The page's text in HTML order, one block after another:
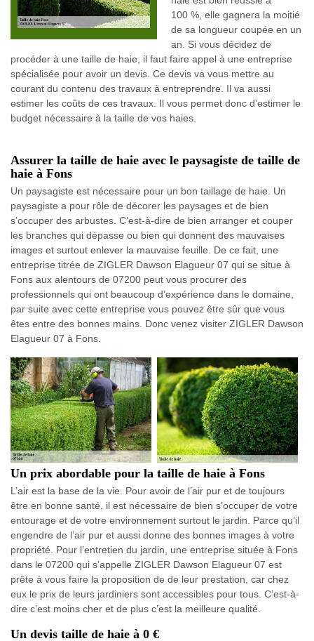
100 %, elle gagnera la moitié
de sa longueur coupée en un
an. Si vous décidez de
procéder à une taille de haie, il faut faire appel à une entreprise
spécialisée pour avoir un devis. Ce devis va vous mettre au
courant du contenu des travaux à entreprendre. Il va aussi
estimer les coûts de ces travaux. Il vous permet donc d’estimer le
budget nécessaire à la taille de vos haies.
Assurer la taille de haie avec le paysagiste de taille de
haie à Fons
Un paysagiste est nécessaire pour un bon taillage de haie. Un
paysagiste a pour rôle de décorer les paysages et de bien
s’occuper des arbustes. C’est-à-dire de bien arranger et couper
les branches qui dépasse ou bien qui donnent des mauvaises
images et surtout enlever la mauvaise feuille. De ce fait, une
entreprise titrée de ZIGLER Dawson Elagueur 07 qui se situe à
Fons aux alentours de 07200 peut vous procurer des
professionnels qui ont beaucoup d’expérience dans le domaine,
par suite avec cette entreprise vous pouvez être sûr que vous
êtes entre des bonnes mains. Donc venez visiter ZIGLER Dawson
Elagueur 07 à Fons.
Un prix abordable pour la taille de haie à Fons
L’air est la base de la vie. Pour avoir de l’air pur et de toujours
être en bonne santé, il est nécessaire de bien s’occuper de votre
entourage et de votre environnement surtout le jardin. Parce qu’il
engendre de l’air pur et aussi donne des bonnes images à votre
propriété. Pour l’entretien du jardin, une entreprise située à Fons
dans le 07200 qui s’appelle ZIGLER Dawson Elagueur 07 est
prête à vous faire la proposition de de leur prestation, car chez
eux le prix de leurs jardiniers sont accessibles pour tous. C’est-à-
dire c’est moins cher et de plus c’est la meilleure qualité.
Un devis taille de haie à 0 €